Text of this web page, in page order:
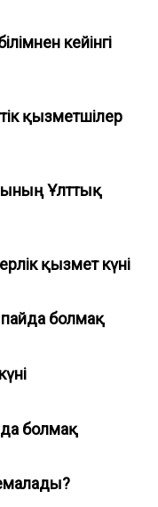
кейінгі
қызметшілер
Ұлттық
қызмет күні
болмақ
болмақ